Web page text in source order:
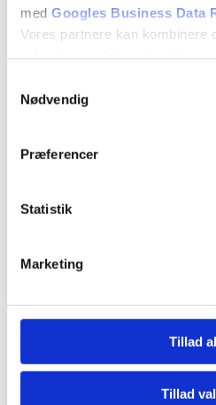
med Googles Business Data
Vores partnere kan kombinere
Nødvendig
Præferencer
Statistik
Marketing
Tillad
Tillad